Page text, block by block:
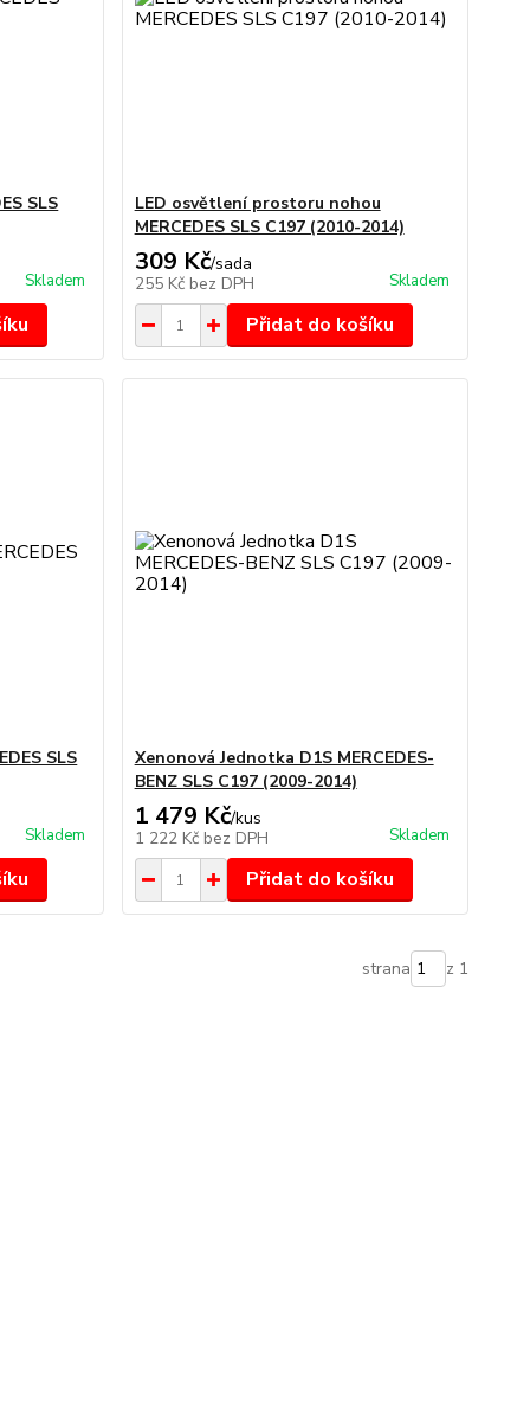
SLS
Skladem
LED osvětlení prostoru nohou
MERCEDES SLS C197 (2010-2014)
309 Kč/sada
255 Kč bez DPH Skladem
Přidat do košíku
SLS
Skladem
Xenonová Jednotka D1S MERCEDES-
BENZ SLS C197 (2009-2014)
1 479 Kč/kus
1 222 Kč bez DPH Skladem
Přidat do košíku
strana z 1